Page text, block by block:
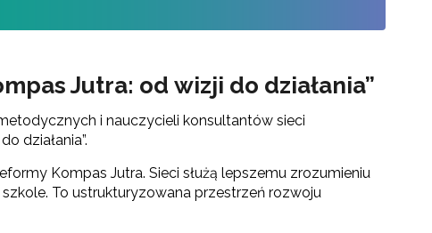
Jutra: od wizji do działania”
i nauczycieli konsultantów sieci
działania”.
Kompas Jutra. Sieci służą lepszemu zrozumieniu
To ustrukturyzowana przestrzeń rozwoju